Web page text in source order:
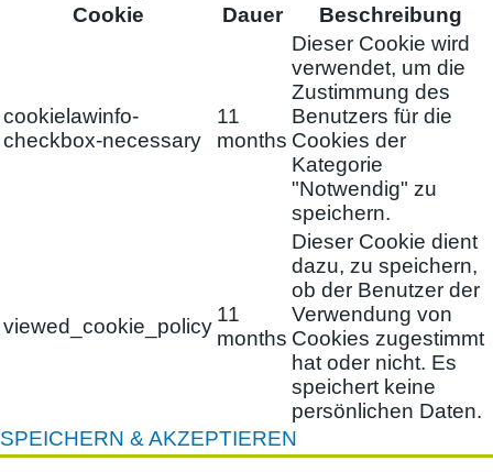
Cookie
Dauer Beschreibung
cookielawinfo-
checkbox-necessary
11
months
Dieser Cookie wird
verwendet, um die
Zustimmung des
Benutzers für die
Cookies der
Kategorie
"Notwendig" zu
speichern.
viewed_cookie_policy
11
months
Dieser Cookie dient
dazu, zu speichern,
ob der Benutzer der
Verwendung von
Cookies zugestimmt
hat oder nicht. Es
speichert keine
persönlichen Daten.
SPEICHERN & AKZEPTIEREN